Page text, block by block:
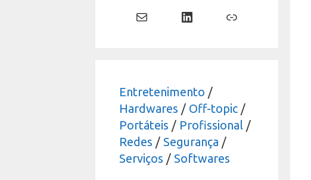
Mail LinkedIn Link
Entretenimento /
Hardwares / Off-topic /
Portáteis / Profissional /
Redes / Segurança /
Serviços / Softwares